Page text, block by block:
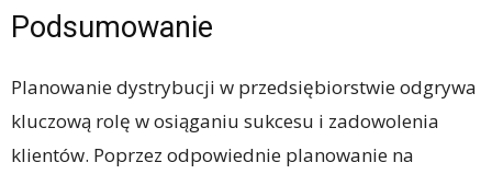
Podsumowanie
Planowanie dystrybucji w przedsiębiorstwie odgrywa
kluczową rolę w osiąganiu sukcesu i zadowolenia
klientów. Poprzez odpowiednie planowanie na